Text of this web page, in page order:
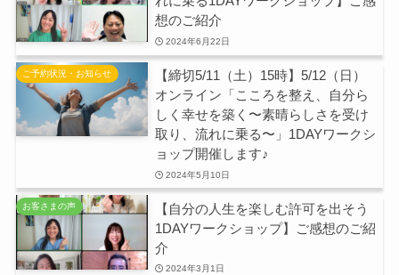
想のご紹介
2024年6月22日
ご予約状況・お知らせ
【締切5/11（土）15時】5/12（日）
オンライン「こころを整え、自分ら
しく幸せを築く〜素晴らしさを受け
取り、流れに乗る〜」1DAYワークシ
ョップ開催します♪
2024年5月10日
お客さまの声
【自分の人生を楽しむ許可を出そう
1DAYワークショップ】ご感想のご紹
介
2024年3月1日